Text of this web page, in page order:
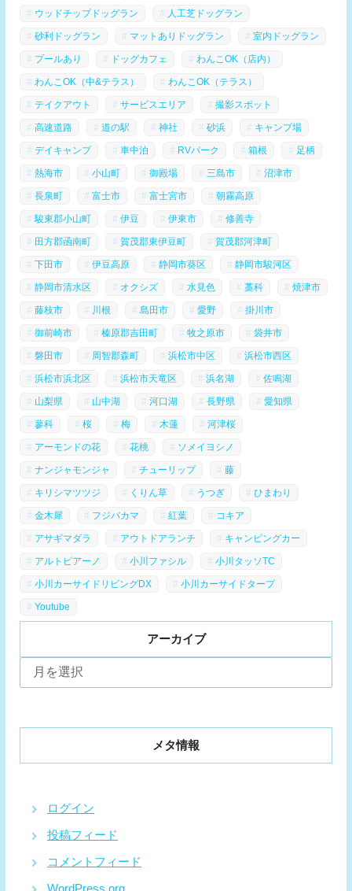
ウッドチップドッグラン 人工芝ドッグラン
砂利ドッグラン マットありドッグラン 室内ドッグラン
プールあり ドッグカフェ わんこOK（店内）
わんこOK（中&テラス） わんこOK（テラス）
テイクアウト サービスエリア 撮影スポット
高速道路 道の駅 神社 砂浜 キャンプ場
デイキャンプ 車中泊 RVパーク 箱根 足柄
熱海市 小山町 御殿場 三島市 沼津市
長泉町 富士市 富士宮市 朝霧高原
駿東郡小山町 伊豆 伊東市 修善寺
田方郡函南町 賀茂郡東伊豆町 賀茂郡河津町
下田市 伊豆高原 静岡市葵区 静岡市駿河区
静岡市清水区 オクシズ 水見色 藁科 焼津市
藤枝市 川根 島田市 愛野 掛川市
御前崎市 榛原郡吉田町 牧之原市 袋井市
磐田市 周智郡森町 浜松市中区 浜松市西区
浜松市浜北区 浜松市天竜区 浜名湖 佐鳴湖
山梨県 山中湖 河口湖 長野県 愛知県
蓼科 桜 梅 木蓮 河津桜
アーモンドの花 花桃 ソメイヨシノ
ナンジャモンジャ チューリップ 藤
キリシマツツジ くりん草 うつぎ ひまわり
金木犀 フジバカマ 紅葉 コキア
アサギマダラ アウトドアランチ キャンピングカー
アルトピアーノ 小川ファシル 小川タッソTC
小川カーサイドリビングDX 小川カーサイドタープ
Youtube
アーカイブ
ー
メタ情報
ログイン
投稿フィード
コメントフィード
WordPress.org